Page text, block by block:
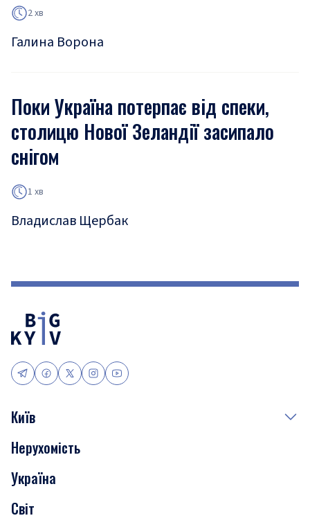
2 хв
Галина Ворона
Поки Україна потерпає від спеки,
столицю Нової Зеландії засипало
снігом
1 хв
Владислав Щербак
Київ
Події
Скандали
Нерухомість
Нерухомість
Україна
Світ